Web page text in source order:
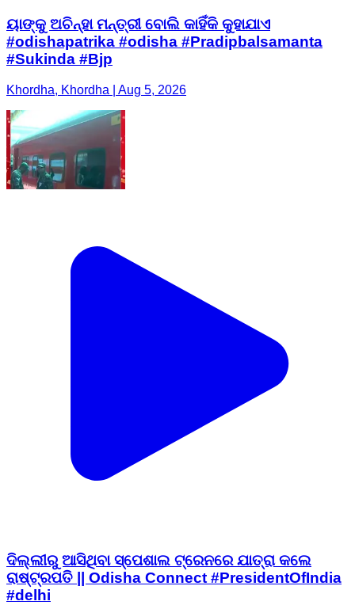
ୟାଙ୍କୁ ଅଚିନ୍ହା ମନ୍ତ୍ରୀ ବୋଲି କାହିଁକି କୁହାଯାଏ
#odishapatrika #odisha #Pradipbalsamanta
#Sukinda #Bjp
Khordha, Khordha | Aug 5, 2026
ଦିଲ୍ଲୀରୁ ଆସିଥିବା ସ୍ପେଶାଲ ଟ୍ରେନରେ ଯାତ୍ରା କଲେ
ରାଷ୍ଟ୍ରପତି || Odisha Connect #PresidentOfIndia
#delhi